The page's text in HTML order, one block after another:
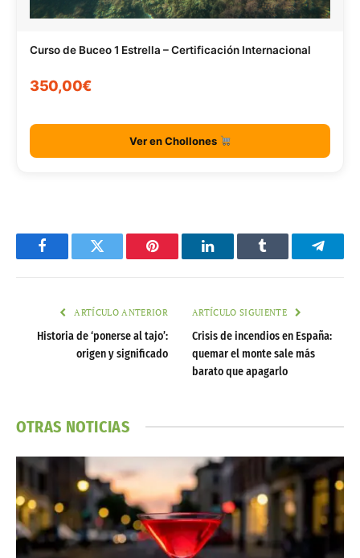
Curso de Buceo 1 Estrella – Certificación Internacional
350,00€
Ver en Chollones
FacebookTwitter Pinterest LinkedInTumblr
ARTÍCULO ANTERIOR
Historia de ‘ponerse al tajo’:
origen y significado
ARTÍCULO SIGUIENTE
Crisis de incendios en España:
quemar el monte sale más
barato que apagarlo
OTRAS NOTICIAS